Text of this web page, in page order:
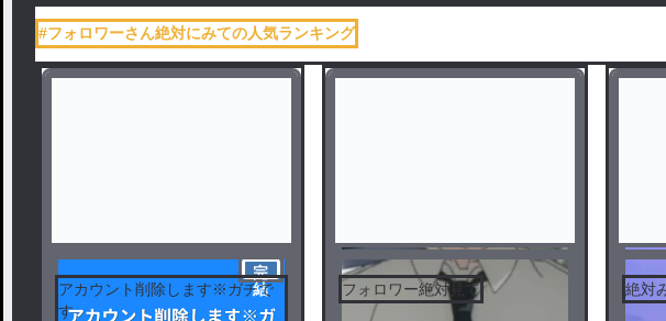
#フォロワーさん絶対にみての人気ランキング
完
結
アカウント削除します※ガチで
す
フォロワー絶対見て 絶対